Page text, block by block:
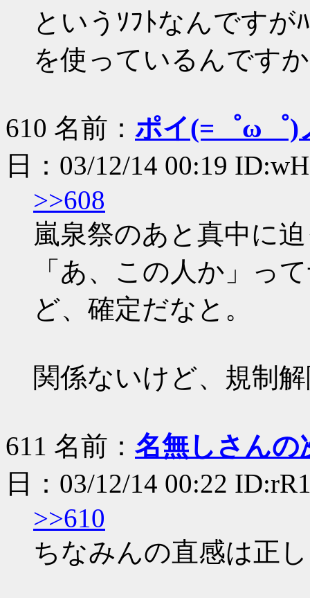
というｿﾌﾄなんですが
を使っているんです
610 名前： ポイ(=゜ω゜
日：03/12/14 00:19
>>608
嵐泉祭のあと真中に
「あ、この人か」っ
ど、確定だなと。
関係ないけど、規制
611 名前： 名無しさんの
日：03/12/14 00:22
>>610
ちなみんの直感は正